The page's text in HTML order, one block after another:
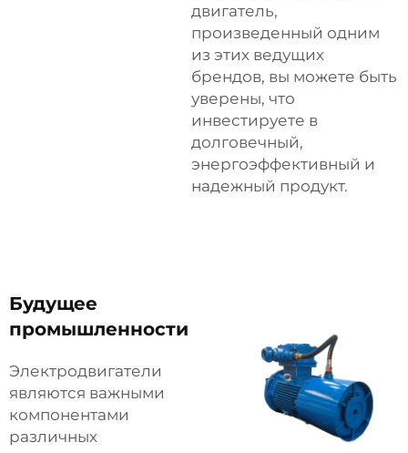
двигатель,
произведенный одним
из этих ведущих
брендов, вы можете быть
уверены, что
инвестируете в
долговечный,
энергоэффективный и
надежный продукт.
Будущее
промышленности
Электродвигатели
являются важными
компонентами
различных